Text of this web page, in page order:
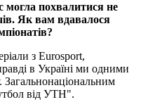
похвалитися не
Як вам вдавалося
з Eurosport,
в Україні ми одними
від УТН".